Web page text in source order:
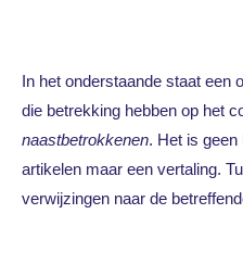
In het onderstaande staat een
die betrekking hebben op het
naastbetrokkenen. Het is
artikelen maar een vertaling.
verwijzingen naar de